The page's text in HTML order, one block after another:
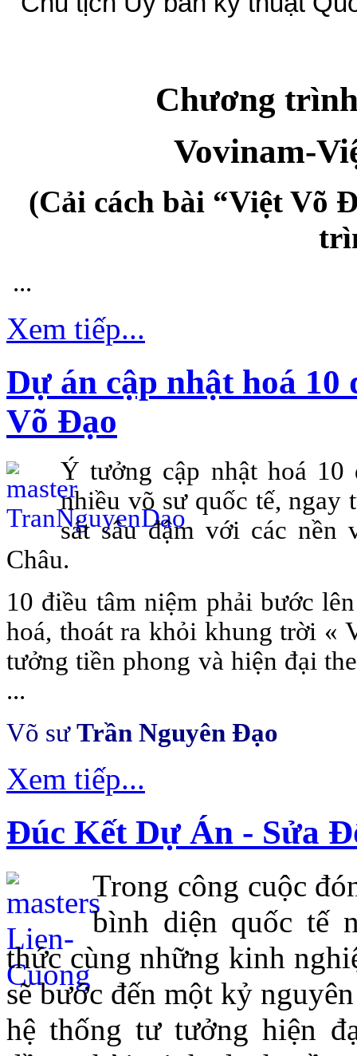
Chương
Vovinam-
(Cải cách bài “Việt Võ
...
Xem tiếp...
Dự án cập nhật hoá
Võ Đạo
Ý tưởng cập nhật hoá
nhiều võ sư quốc tế, ngay
sát sâu đậm với các nền
Châu.
10 điều tâm niệm phải bước
hoá, thoát ra khỏi khung trời «
tưởng tiền phong và hiện đại
...
Võ sưTrần Nguyên Đạo
Xem tiếp...
Đúc Kết Dự Án - Sửa
Trong công cuộc
bình diện quốc tế
thức cùng những kinh
sẽ bước đến một kỷ
hệ thống tư tưởng hiện